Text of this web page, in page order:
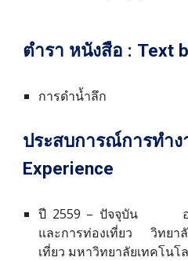
ตำรา หนังสือ : Text
การดำน้ำลึก
ประสบการณ์การทำง
Experience
ปี 2559 – ปัจจุบัน
และการท่องเที่ยว วิทยาลั
เที่ยว มหาวิทยาลัยเทคโน